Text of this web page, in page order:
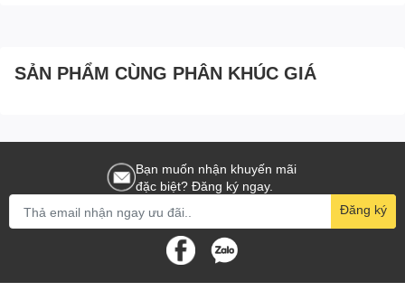
SẢN PHẨM CÙNG PHÂN KHÚC GIÁ
Bạn muốn nhận khuyến mãi
đặc biệt? Đăng ký ngay.
Đăng ký